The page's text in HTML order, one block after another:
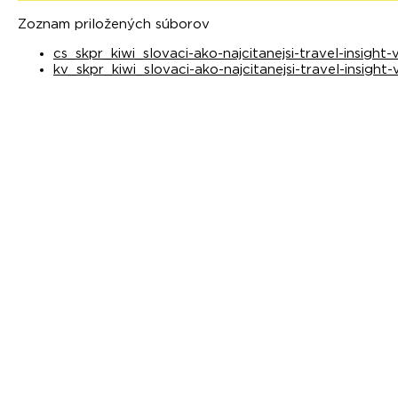
Zoznam priložených súborov
cs_skpr_kiwi_slovaci-ako-najcitanejsi-travel-
kv_skpr_kiwi_slovaci-ako-najcitanejsi-travel-insight-